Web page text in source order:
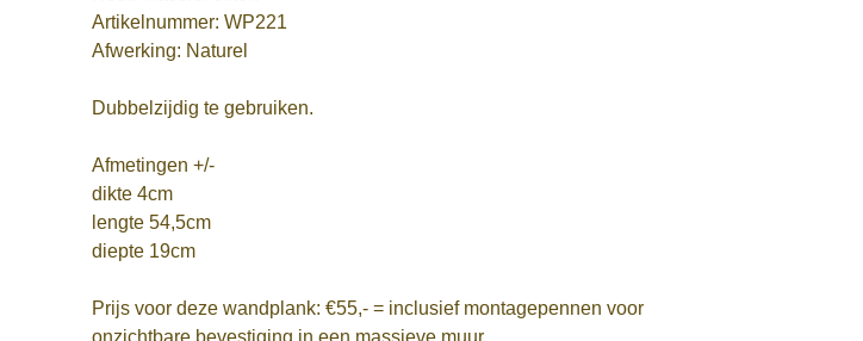
Artikelnummer: WP221
Afwerking: Naturel
Dubbelzijdig te gebruiken.
Afmetingen +/-
dikte 4cm
lengte 54,5cm
diepte 19cm
Prijs voor deze wandplank: €55,- = inclusief montagepennen voor